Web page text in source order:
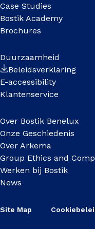
Case Studies
Bostik Academy
Brochures
Duurzaamheid
Beleidsverklaring
E-accessibility
Klantenservice
Over Bostik Benelux
Onze Geschiedenis
Over Arkema
Group Ethics and
Werken bij Bostik
News
Site Map